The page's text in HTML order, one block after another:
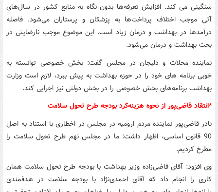
سنگینی می کند. افزایش تعرفه‌ها بدون نگاه به منابع کشور در سال‌های
آتی موجب اختلاف پرداخت‌ها به پزشکان و پرستاران می‌شود. فاصله
درآمدها در بهداشت و درمان زیاد است. این موضوع موجب نارضایتی در
بحث بهداشت و درمان می‌شود.
نماینده محلات و دلیجان در مجلس گفت: بخش خصوصی توانسته به
خوبی برنامه های خود را در حوزه بهداشت به پیش ببرد، لازم است وزارت
بهداشت برنامه‌های بخش خصوصی را در بخش دولتی نیز اجرایی کند.
*انتقاد قاضی‌پور از نحوه هزینه‌کرد بودجه طرح تحول سلامت
نادر قاضی‌پور نماینده مردم ارومیه در مجلس در اخطاری با استناد به اصل
90 قانون اساسی، اظهار داشت: ما در مجلس نهم طرح تحول سلامت را
مطرخ کردیم.
وی افزود: آقای قاضی‌زاده وزیر بهداشت با بودجه طرح تحول سلامت همان
کاری را انجام داد که آقای احمدی‌نژاد با بودجه سلامت در هدفمندی